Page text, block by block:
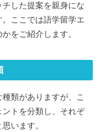
した提案を親身にな
ここでは語学留学エ
をご紹介します。
類がありますが、こ
トを分類し、それぞ
います。